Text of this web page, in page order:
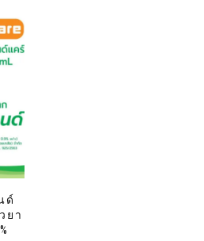
ด์
ยา